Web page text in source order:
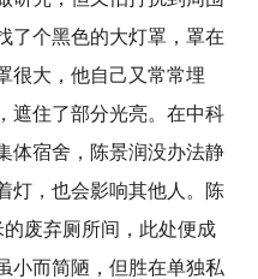
了个黑色的大灯罩，罩在
很大，他自己又常常埋
遮住了部分光亮。在中科
体宿舍，陈景润没办法静
灯，也会影响其他人。陈
废弃厕所间，此处便成
小而简陋，但胜在单独私